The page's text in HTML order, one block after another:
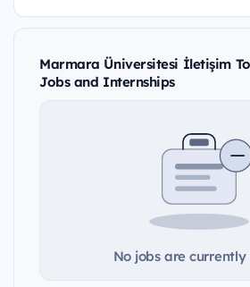
Marmara Üniversitesi İletişim
Jobs and Internships
No jobs are currently